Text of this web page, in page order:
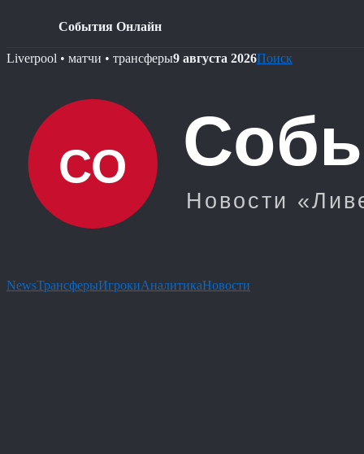
События Онлайн
Skip
Liverpool • матчи • трансферы9 августа 2026Поиск
NewsТрансферыИгрокиАналитикаНовости